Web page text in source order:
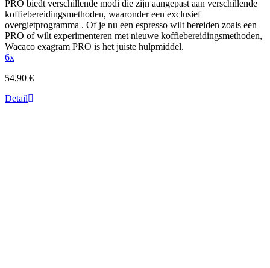
PRO biedt verschillende modi die zijn aangepast aan verschillende
koffiebereidingsmethoden, waaronder een exclusief
overgietprogramma . Of je nu een espresso wilt bereiden zoals een
PRO of wilt experimenteren met nieuwe koffiebereidingsmethoden,
Wacaco exagram PRO is het juiste hulpmiddel.
6x
54,90 €
Detail